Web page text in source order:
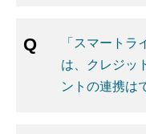
「スマート
は、クレジッ
ントの連携は